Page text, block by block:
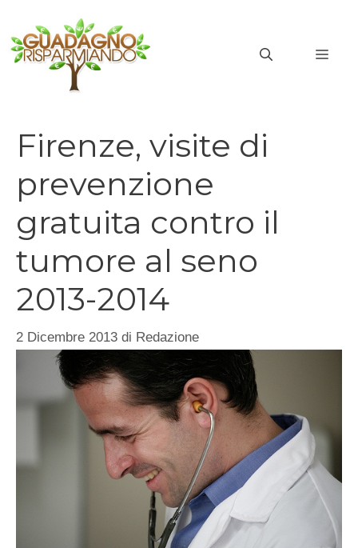
contenuto
Firenze, visite di
prevenzione
gratuita contro il
tumore al seno
2013-2014
2 Dicembre 2013 di Redazione